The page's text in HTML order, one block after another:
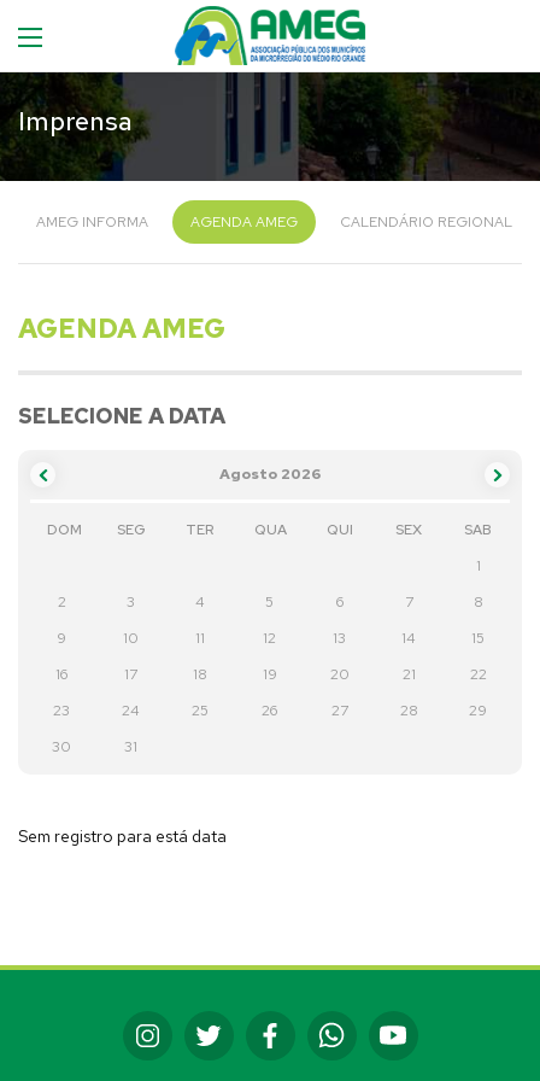
Imprensa
AMEG INFORMA AGENDA AMEG CALENDÁRIO REGIONAL
AGENDA AMEG
SELECIONE A DATA
Agosto 2026
DOM SEG TER QUA QUI SEX
SAB
1
2
3 4 5 6 7
8
9
10 11 12 13 14
15
16
17 18 19 20 21
22
23
24 25 26 27 28
29
30
31
Sem registro para está data